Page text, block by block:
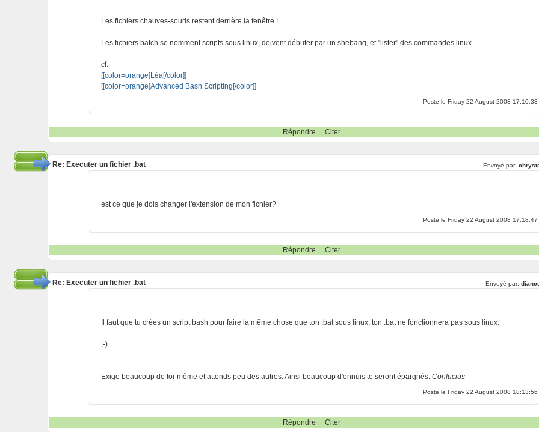
Les fichiers chauves-souris restent derrière la fenêtre !
Les fichiers batch se nomment scripts sous linux, doivent débuter par un shebang, et "lister" des commandes linux.
cf.
[[color=orange]Léa[/color]]
[[color=orange]Advanced Bash Scripting[/color]]
Poste le Friday 22 August 2008 17:10:33
Répondre Citer
Re: Executer un fichier .bat Envoyé par:
est ce que je dois changer l'extension de mon fichier?
Poste le Friday 22 August 2008 17:18:47
Répondre Citer
Re: Executer un fichier .bat Envoyé par:
Il faut que tu crées un script bash pour faire la même chose que ton .bat sous linux, ton .bat ne fonctionnera pas sous linux.
;-)
--------------------------------------------------------------------------------------------------------------------------------------------------
Exige beaucoup de toi-même et attends peu des autres. Ainsi beaucoup d'ennuis te seront épargnés.Confucius
Poste le Friday 22 August 2008 18:13:56
Répondre Citer